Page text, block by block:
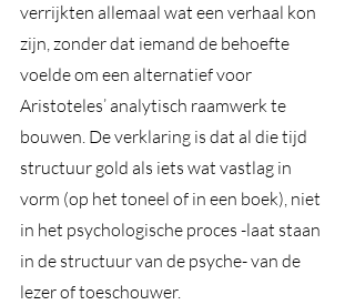
verrijkten allemaal wat een verhaal kon
zijn, zonder dat iemand de behoefte
voelde om een alternatief voor
Aristoteles’ analytisch raamwerk te
bouwen. De verklaring is dat al die tijd
structuur gold als iets wat vastlag in
vorm (op het toneel of in een boek), niet
in het psychologische proces -laat staan
in de structuur van de psyche- van de
lezer of toeschouwer.